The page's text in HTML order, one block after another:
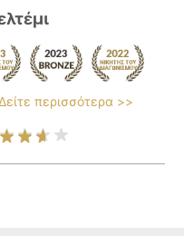
Δείτε περισσότερα >>